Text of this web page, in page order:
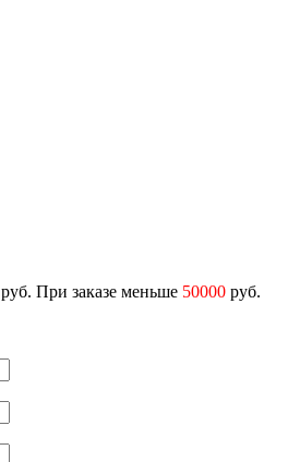
руб. При заказе меньше 50000 руб.